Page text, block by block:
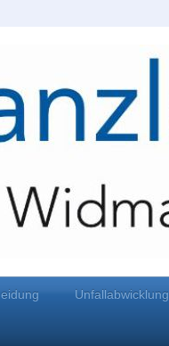
Unfallabwicklung